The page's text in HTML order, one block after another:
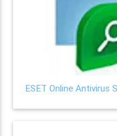
ESET Online Antivirus